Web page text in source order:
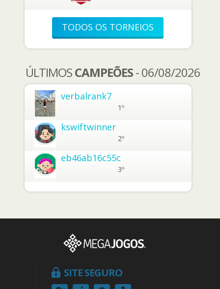
TODOS OS TORNEIOS
ÚLTIMOSCAMPEÕES- 06/08/2026
verbalrank7
1º
kswiftwinner
2º
eb46ab16c55c
3º
SITE SEGURO